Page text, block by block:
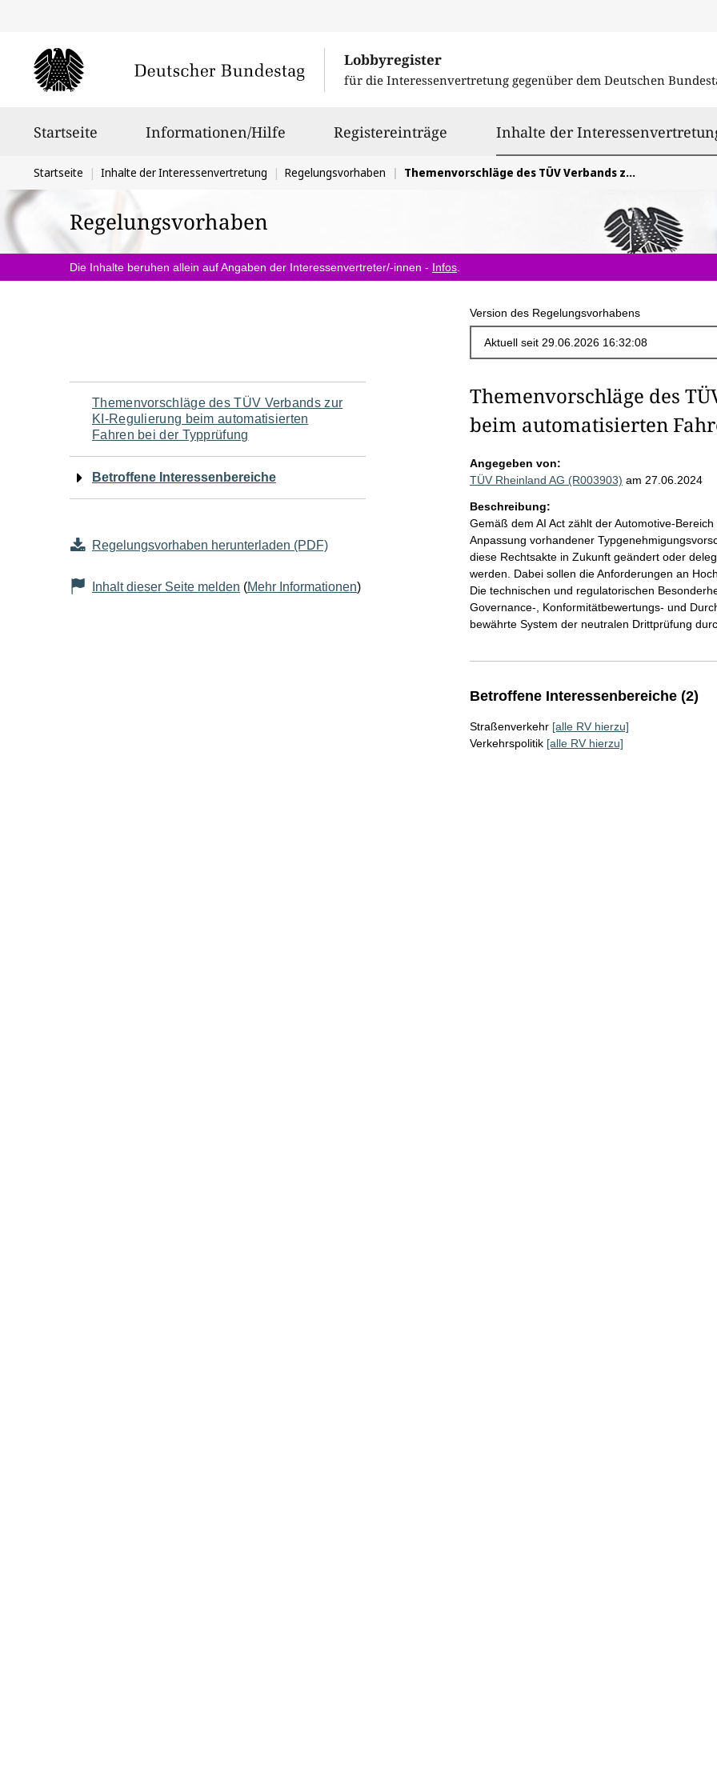
Lobbyregister
für die Interessenvertretung gegenüber dem Deutschen
Startseite Informationen/Hilfe Registereinträge Inhalte der
Sie
befinden
sich
hier:
Startseite Inhalte der Interessenvertretung Regelungsvorhaben Themenvorschläge des TÜV Verbands zur KI-Regulierung beim automatisierten Fahren bei der Typprüfung
Regelungsvorhaben
Die Inhalte beruhen allein auf Angaben der Interessenvertreter/-innen - Infos
Version des Regelungsvorhabens
Navigation
für
den
Themenvorschläge des TÜV Verbands zur
KI-Regulierung beim automatisierten
Fahren bei der Typprüfung
Betroffene Interessenbereiche
Regelungsvorhaben herunterladen (PDF)
Inhalt dieser Seite melden (Mehr Informationen)
Themenvorschläge des
beim automatisierten
Angegeben von:
TÜV Rheinland AG (R003903) am 27.06.2024
Beschreibung:
Gemäß dem AI Act zählt der Automotive-
Anpassung vorhandener
diese Rechtsakte in Zukunft geändert oder
werden. Dabei sollen die Anforderungen an
Die technischen und regulatorischen
Governance-, Konformitätbewertungs- und
bewährte System der neutralen Drittprüfung
Betroffene Interessenbereiche (2)
Straßenverkehr [alle RV hierzu]
Verkehrspolitik [alle RV hierzu]